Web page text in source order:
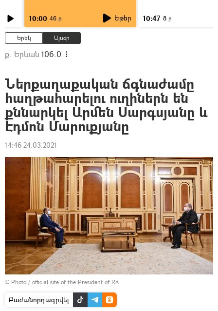
10:00 46 ր Եթեր 10:47 8 ր
Երեկ Այսօր
ք. Երևան 106.0
Ներքաղաքական ճգնաժամը
հաղթահարելու ուղիներն են
քննարկել Արմեն Սարգսյանը և
Էդմոն Մարուքյանը
14:46 24.03.2021
© Photo / official site of the President of RA
Բաժանորդագրվել